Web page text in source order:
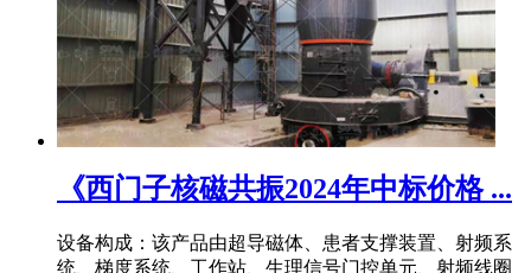
《西门子核磁共振2024年中标价格 ...
设备构成：该产品由超导磁体、患者支撑装置、射频系
统、梯度系统、工作站、生理信号门控单元、射频线圈